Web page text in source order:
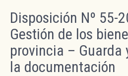
Disposición Nº 55-
Gestión de los
provincia – Guarda
la documentación